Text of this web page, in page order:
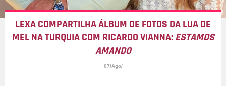
LEXA COMPARTILHA ÁLBUM DE FOTOS DA LUA DE
MEL NA TURQUIA COM RICARDO VIANNA:ESTAMOS
AMANDO
07/Ago/